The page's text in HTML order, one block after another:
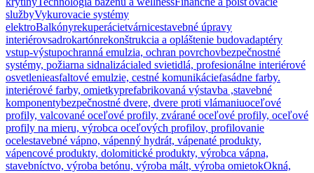
službyVykurovacie systémy
elektroBalkónyrekuperácietvárnicestavebné úpravy
interiérovsadrokartónrekonštrukcia a opláštenie budovadaptéry
vstup-výstupochranná emulzia, ochran povrchovbezpečnostné
systémy, požiarna sidnalizácialed svietidlá, profesionálne interiérové
osvetlenieasfaltové emulzie, cestné komunikáciefasádne farby.
interiérové farby, omietkyprefabrikovaná výstavba ,stavebné
komponentybezpečnostné dvere, dvere proti vlámaniuoceľové
profily, valcované oceľové profily, zvárané oceľové profily, oceľové
profily na mieru, výrobca oceľových profilov, profilovanie
ocelestavebné vápno, vápenný hydrát, vápenaté produkty,
vápencové produkty, dolomitické produkty, výrobca vápna,
stavebníctvo, výroba betónu, výroba mált, výroba omietokOkná,